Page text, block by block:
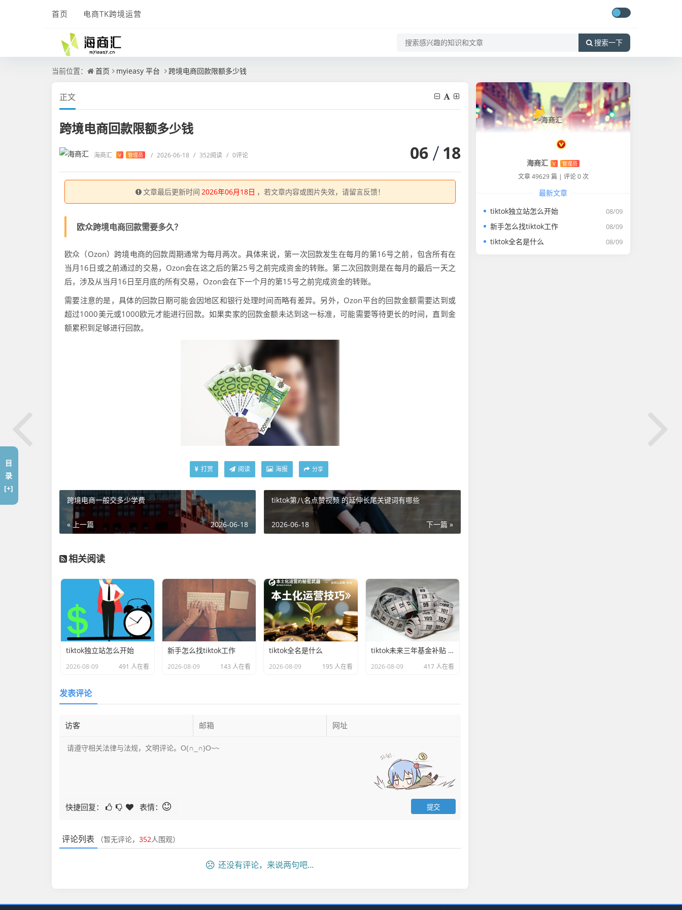
首页 电商TK跨境运营
搜索一下
当前位置： 首页 myieasy 平台 跨境电商回款限额多少钱
正文
跨境电商回款限额多少钱
海商汇 V 管理员 / 2026-06-18 / 352阅读 / 0评论 06 18
文章最后更新时间 2026年06月18日 ，若文章内容或图片失效，请留言反馈！
欧众跨境电商回款需要多久？
欧众（Ozon）跨境电商的回款周期通常为每月两次。具体来说，第一次回款发生在每月的第16号之前，包含所有在
当月16日或之前通过的交易，Ozon会在这之后的第25号之前完成资金的转账。第二次回款则是在每月的最后一天之
后，涉及从当月16日至月底的所有交易，Ozon会在下一个月的第15号之前完成资金的转账。
需要注意的是，具体的回款日期可能会因地区和银行处理时间而略有差异。另外，Ozon平台的回款金额需要达到或
超过1000美元或1000欧元才能进行回款。如果卖家的回款金额未达到这一标准，可能需要等待更长的时间，直到金
额累积到足够进行回款。
打赏 阅读 海报 分享
跨境电商一般交多少学费
« 上一篇 2026-06-18
tiktok第八名点赞视频 的延伸长尾关键词有哪些
下一篇 »
2026-06-18
相关阅读
tiktok独立站怎么开始
2026-08-09 491 人在看
新手怎么找tiktok工作
2026-08-09 143 人在看
tiktok全名是什么
2026-08-09 195 人在看
tiktok未来三年基金补贴 的延伸长尾关键词有哪些
2026-08-09 417 人在看
发表评论
快捷回复： 表情：
评论列表 （暂无评论， 352人围观）
还没有评论，来说两句吧...
海商汇 V 管理员
文章 49629 篇 | 评论 0 次
最新文章
08/09
tiktok独立站怎么开始
08/09
新手怎么找tiktok工作
08/09
tiktok全名是什么
目
录
[+]